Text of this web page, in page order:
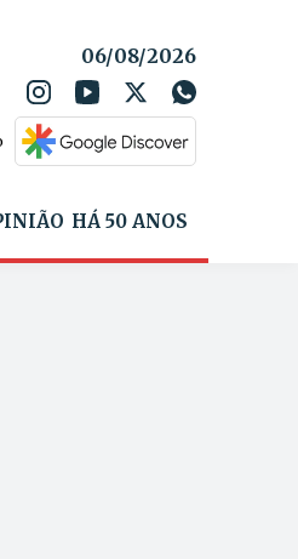
06/08/2026
HÁ 50 ANOS